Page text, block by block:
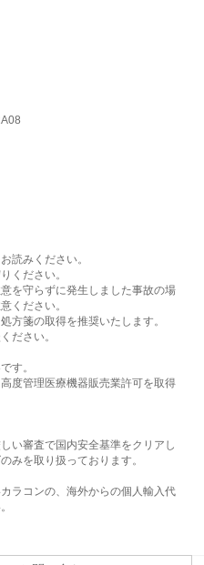
読みください。
ください。
を守らずに発生しました事故の場
ください。
方箋の取得を推奨いたします。
ださい。
す。
度管理医療機器販売業許可を取得
い審査で国内安全基準をクリアし
みを取り扱っております。
ラコンの、海外からの個人輸入代